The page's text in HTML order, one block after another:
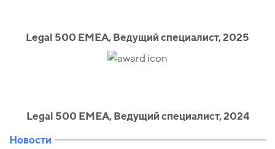
Legal 500 EMEA, Ведущий специалист, 2025
Legal 500 EMEA, Ведущий специалист, 2024
Новости